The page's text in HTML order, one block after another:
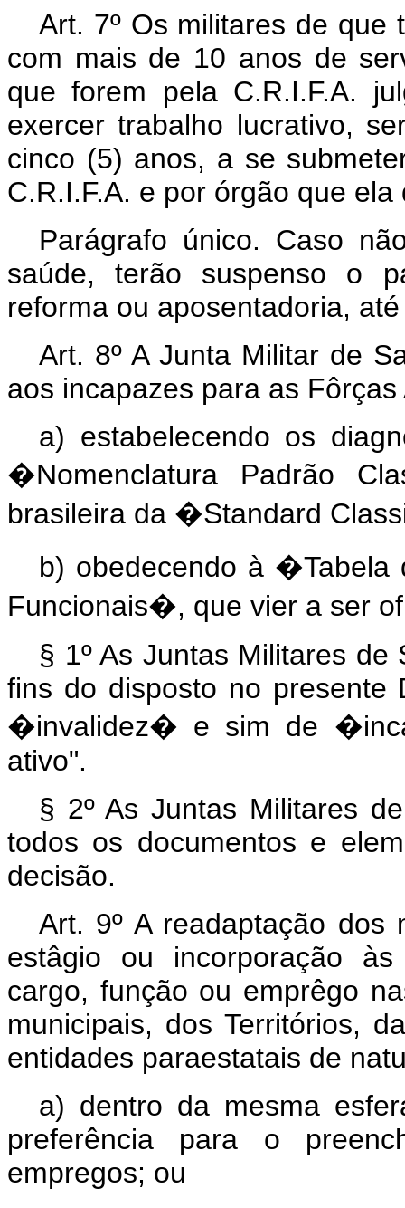
Art. 7º Os militares de que
com mais de 10 anos de
que forem pela C.R.I.F.A.
exercer trabalho lucrativo,
cinco (5) anos, a se
C.R.I.F.A. e por órgão que ela
Parágrafo único. Caso
saúde, terão suspenso o
reforma ou aposentadoria,
Art. 8º A Junta Militar de
aos incapazes para as
a) estabelecendo os
�Nomenclatura Padrão
brasileira da �Standard
b) obedecendo à �Tabela
Funcionais�, que vier a ser
§ 1º As Juntas Militares
fins do disposto no presente
�invalidez� e sim de
ativo".
§ 2º As Juntas Militares
todos os documentos e
decisão.
Art. 9º A readaptação dos
estâgio ou incorporação
cargo, função ou emprêgo
municipais, dos Territórios,
entidades paraestatais de
a) dentro da mesma
preferência para o
empregos; ou